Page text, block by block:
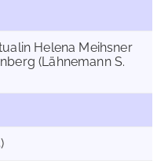
Helena Meihsner
(Lähnemann S.